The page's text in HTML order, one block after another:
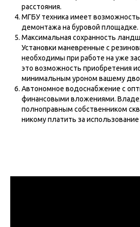
расстояния.
МГБУ техника имеет
демонтажа на буровой площадке.
Максимальная сохранность
Установки маневренные с
необходимы при работе на уже
это возможность приобретения
минимальным уроном вашему
Автономное водоснабжение с
финансовыми вложениями.
полноправным собственником
никому платить за
и преследуется по закону